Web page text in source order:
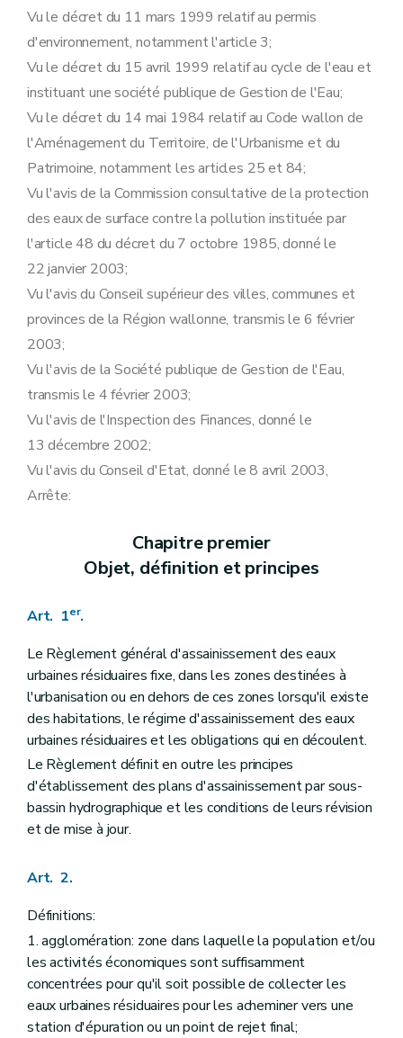
Vu le décret du 11 mars 1999 relatif au permis
d'environnement, notamment l'article 3;
Vu le décret du 15 avril 1999 relatif au cycle de l'eau et
instituant une société publique de Gestion de l'Eau;
Vu le décret du 14 mai 1984 relatif au Code wallon de
l'Aménagement du Territoire, de l'Urbanisme et du
Patrimoine, notamment les articles 25 et 84;
Vu l'avis de la Commission consultative de la protection
des eaux de surface contre la pollution instituée par
l'article 48 du décret du 7 octobre 1985, donné le
22 janvier 2003;
Vu l'avis du Conseil supérieur des villes, communes et
provinces de la Région wallonne, transmis le 6 février
2003;
Vu l'avis de la Société publique de Gestion de l'Eau,
transmis le 4 février 2003;
Vu l'avis de l'Inspection des Finances, donné le
13 décembre 2002;
Vu l'avis du Conseil d'Etat, donné le 8 avril 2003,
Arrête:
Chapitre premier
Objet, définition et principes
Art. 1er.
Le Règlement général d'assainissement des eaux
urbaines résiduaires fixe, dans les zones destinées à
l'urbanisation ou en dehors de ces zones lorsqu'il existe
des habitations, le régime d'assainissement des eaux
urbaines résiduaires et les obligations qui en découlent.
Le Règlement définit en outre les principes
d'établissement des plans d'assainissement par sous-
bassin hydrographique et les conditions de leurs révision
et de mise à jour.
Art. 2.
Définitions:
1. agglomération: zone dans laquelle la population et/ou
les activités économiques sont suffisamment
concentrées pour qu'il soit possible de collecter les
eaux urbaines résiduaires pour les acheminer vers une
station d'épuration ou un point de rejet final;